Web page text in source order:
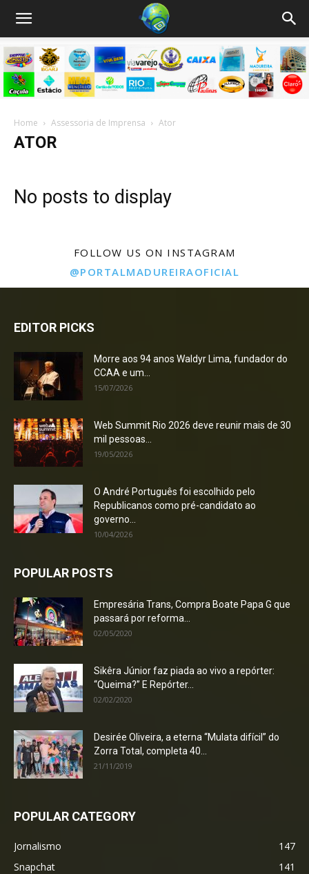
Home Assessoria de Imprensa Ator
ATOR
No posts to display
FOLLOW US ON INSTAGRAM
@PORTALMADUREIRAOFICIAL
EDITOR PICKS
Morre aos 94 anos Waldyr Lima, fundador do
CCAA e um...
15/07/2026
Web Summit Rio 2026 deve reunir mais de 30
mil pessoas...
19/05/2026
O André Português foi escolhido pelo
Republicanos como pré-candidato ao
governo...
10/04/2026
POPULAR POSTS
Empresária Trans, Compra Boate Papa G que
passará por reforma...
02/05/2020
Sikêra Júnior faz piada ao vivo a repórter:
“Queima?” E Repórter...
02/02/2020
Desirée Oliveira, a eterna “Mulata difícil” do
Zorra Total, completa 40...
21/11/2019
POPULAR CATEGORY
Jornalismo
147
Snapchat
141